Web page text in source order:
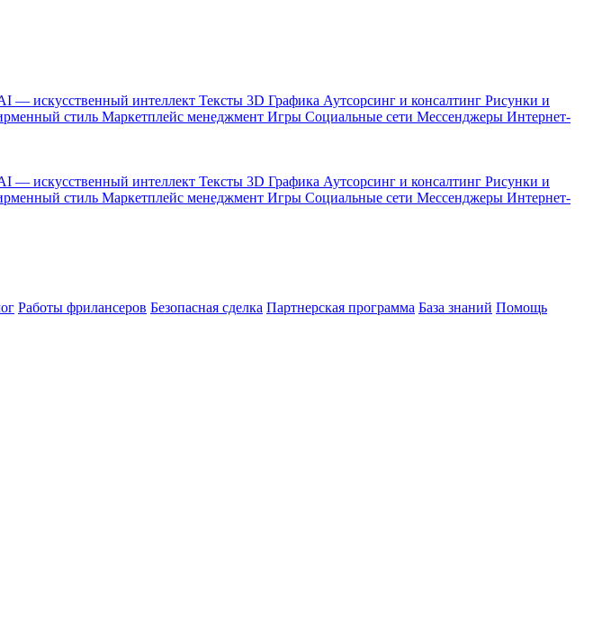
— искусственный интеллект Тексты 3D Графика Аутсорсинг и консалтинг Рисунки и
стиль Маркетплейс менеджмент Игры Социальные сети Мессенджеры Интернет-
— искусственный интеллект Тексты 3D Графика Аутсорсинг и консалтинг Рисунки и
стиль Маркетплейс менеджмент Игры Социальные сети Мессенджеры Интернет-
Работы фрилансеров Безопасная сделка Партнерская программа База знаний Помощь